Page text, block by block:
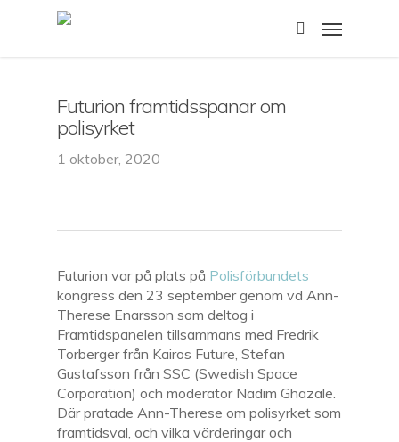
search
Menu
Futurion framtidsspanar om
polisyrket
1 oktober, 2020
Futurion var på plats på Polisförbundets
kongress den 23 september genom vd Ann-
Therese Enarsson som deltog i
Framtidspanelen tillsammans med Fredrik
Torberger från Kairos Future, Stefan
Gustafsson från SSC (Swedish Space
Corporation) och moderator Nadim Ghazale.
Där pratade Ann-Therese om polisyrket som
framtidsval, och vilka värderingar och